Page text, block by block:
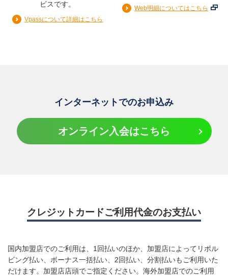
※iPhoneの商標は、アイホン株式会社のライセンスにもとづき使
※「iD」ロゴは株式会社NTTドコモの登録商標です。
※Google、 Android、 Google Pay は Google LLC の商標です。
ビスです。
Vpassについて詳細はこちら
Web明細についてはこちら
インターネットでのお申込み
オンライン入会はこちら
クレジットカードご利用代金のお支払い
国内加盟店でのご利用は、1回払いのほか、加盟店によってリボル
ビング払い、ボーナス一括払い、2回払い、分割払いもご利用いた
だけます。加盟店店頭でご指定ください。海外加盟店でのご利用